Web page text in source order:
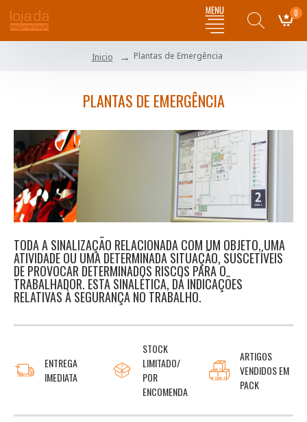
0
Inicio Plantas de Emergência
PLANTAS DE EMERGÊNCIA
TODA A SINALIZAÇÃO RELACIONADA COM UM OBJETO, UMA
ATIVIDADE OU UMA DETERMINADA SITUAÇÃO, SUSCETÍVEIS
DE PROVOCAR DETERMINADOS RISCOS PARA O
TRABALHADOR. ESTA SINALÉTICA, DÁ INDICAÇÕES
RELATIVAS À SEGURANÇA NO TRABALHO.
ENTREGA
IMEDIATA
STOCK
LIMITADO/
POR
ENCOMENDA
ARTIGOS
VENDIDOS EM
PACK